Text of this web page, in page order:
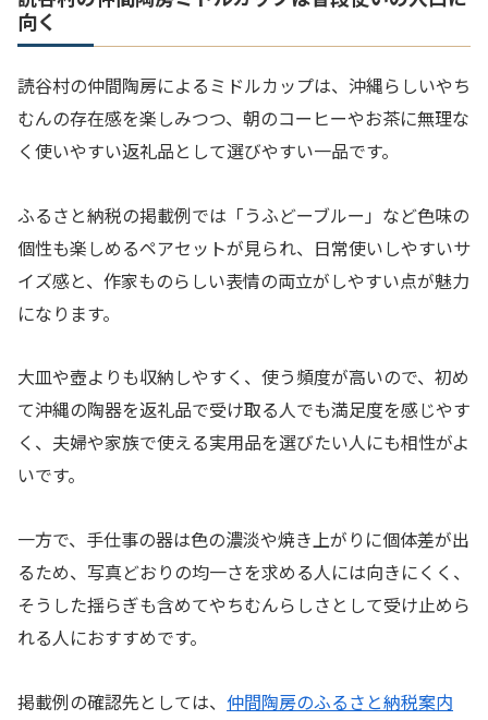
向く
読谷村の仲間陶房によるミドルカップは、沖縄らしいやち
むんの存在感を楽しみつつ、朝のコーヒーやお茶に無理な
く使いやすい返礼品として選びやすい一品です。
ふるさと納税の掲載例では「うふどーブルー」など色味の
個性も楽しめるペアセットが見られ、日常使いしやすいサ
イズ感と、作家ものらしい表情の両立がしやすい点が魅力
になります。
大皿や壺よりも収納しやすく、使う頻度が高いので、初め
て沖縄の陶器を返礼品で受け取る人でも満足度を感じやす
く、夫婦や家族で使える実用品を選びたい人にも相性がよ
いです。
一方で、手仕事の器は色の濃淡や焼き上がりに個体差が出
るため、写真どおりの均一さを求める人には向きにくく、
そうした揺らぎも含めてやちむんらしさとして受け止めら
れる人におすすめです。
掲載例の確認先としては、 仲間陶房のふるさと納税案内